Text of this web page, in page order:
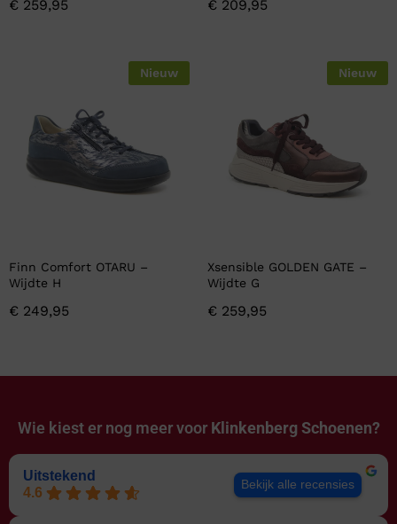
€ 259,95 € 209,95
Nieuw
Finn Comfort OTARU –
Wijdte H
€ 249,95
Nieuw
Xsensible GOLDEN GATE –
Wijdte G
€ 259,95
Wie kiest er nog meer voor Klinkenberg Schoenen?
Uitstekend
4.6
Bekijk alle recensies